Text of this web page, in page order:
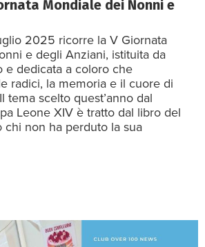
Mondiale dei Nonni e
2025 ricorre la V Giornata
e degli Anziani, istituita da
e dedicata a coloro che
radici, la memoria e il cuore di
tema scelto quest’anno dal
Leone XIV è tratto dal libro del
chi non ha perduto la sua